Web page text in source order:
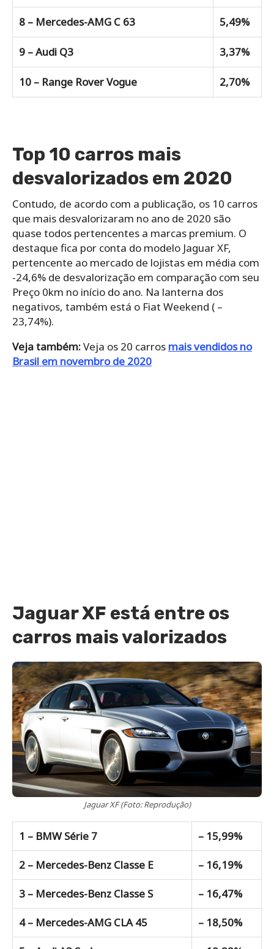
8 – Mercedes-AMG C 63 5,49%
9 – Audi Q3 3,37%
10 – Range Rover Vogue 2,70%
Top 10 carros mais
desvalorizados em 2020
Contudo, de acordo com a publicação, os 10 carros
que mais desvalorizaram no ano de 2020 são
quase todos pertencentes a marcas premium. O
destaque fica por conta do modelo Jaguar XF,
pertencente ao mercado de lojistas em média com
-24,6% de desvalorização em comparação com seu
Preço 0km no início do ano. Na lanterna dos
negativos, também está o Fiat Weekend ( –
23,74%).
Veja também:Veja os 20 carros mais vendidos no
Brasil em novembro de 2020
Jaguar XF está entre os
carros mais valorizados
Jaguar XF (Foto: Reprodução)
1 – BMW Série 7 – 15,99%
2 – Mercedes-Benz Classe E – 16,19%
3 – Mercedes-Benz Classe S – 16,47%
4 – Mercedes-AMG CLA 45 – 18,50%